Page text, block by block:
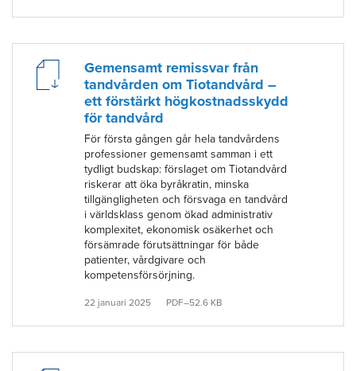
Gemensamt remissvar från
tandvården om Tiotandvård –
ett förstärkt högkostnadsskydd
för tandvård
För första gången går hela tandvårdens
professioner gemensamt samman i ett
tydligt budskap: förslaget om Tiotandvård
riskerar att öka byråkratin, minska
tillgängligheten och försvaga en tandvård
i världsklass genom ökad administrativ
komplexitet, ekonomisk osäkerhet och
försämrade förutsättningar för både
patienter, vårdgivare och
kompetensförsörjning.
22 januari 2025 PDF–52.6 KB